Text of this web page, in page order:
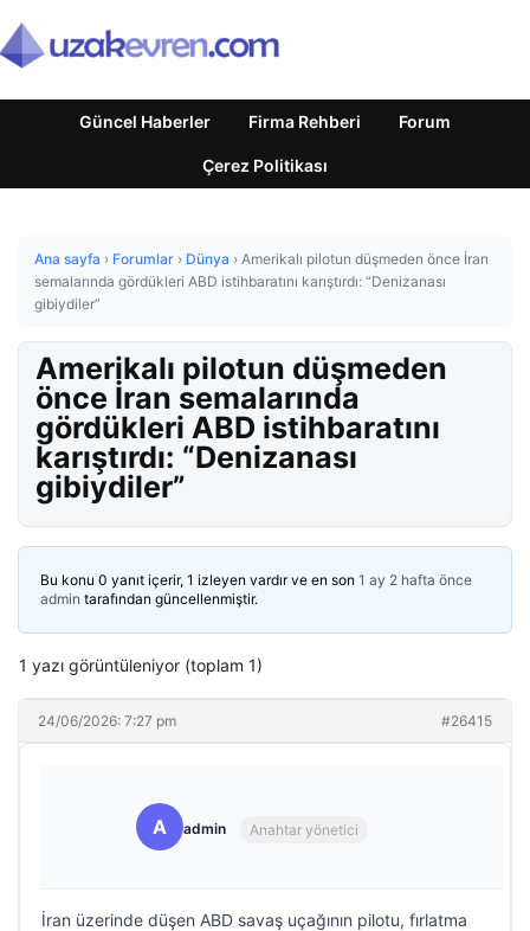
Güncel Haberler Firma Rehberi Forum
Çerez Politikası
Ana sayfa › Forumlar › Dünya › Amerikalı pilotun düşmeden önce İran
semalarında gördükleri ABD istihbaratını karıştırdı: “Denizanası
gibiydiler”
Amerikalı pilotun düşmeden
önce İran semalarında
gördükleri ABD istihbaratını
karıştırdı: “Denizanası
gibiydiler”
Bu konu 0 yanıt içerir, 1 izleyen vardır ve en son 1 ay 2 hafta önce
admin tarafından güncellenmiştir.
1 yazı görüntüleniyor (toplam 1)
24/06/2026: 7:27 pm #26415
A admin Anahtar yönetici
İran üzerinde düşen ABD savaş uçağının pilotu, fırlatma